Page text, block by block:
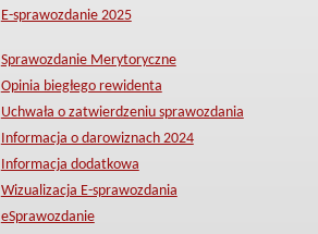
E-sprawozdanie 2025
Sprawozdanie Merytoryczne
Opinia biegłego rewidenta
Uchwała o zatwierdzeniu sprawozdania
Informacja o darowiznach 2024
Informacja dodatkowa
Wizualizacja E-sprawozdania
eSprawozdanie